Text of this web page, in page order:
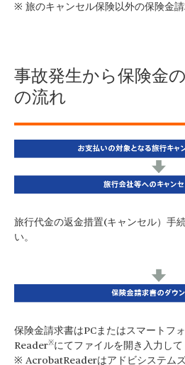
※ 旅のキャンセル保険以外の保険金
事故発生から保険金
の流れ
旅行代金の返金措置(キャンセル）手
い。
保険金請求書はPCまたはスマートフ
Reader※にてファイルを開き入力して
※ AcrobatReaderはアドビシステム